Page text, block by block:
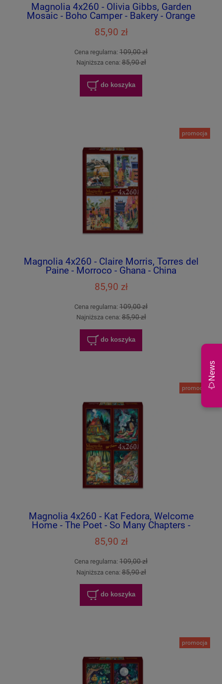
Magnolia 4x260 - Olivia Gibbs, Garden
Mosaic - Boho Camper - Bakery - Orange
Kitchen
85,90 zł
Cena regularna: 109,00 zł
Najniższa cena:85,90 zł
do koszyka
Magnolia 4x260 - Claire Morris, Torres del
Paine - Morroco - Ghana - China
85,90 zł
Cena regularna: 109,00 zł
Najniższa cena:85,90 zł
do koszyka
promocja
Magnolia 4x260 - Kat Fedora, Welcome
Home - The Poet - So Many Chapters -
85,90 zł
Cena regularna: 109,00 zł
Najniższa cena:85,90 zł
do koszyka
promocja
promocja
News